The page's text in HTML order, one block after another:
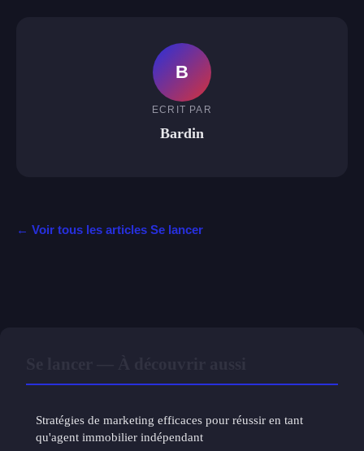
B
ECRIT PAR
Bardin
← Voir tous les articles Se lancer
Stratégies de marketing efficaces pour réussir en tant
qu'agent immobilier indépendant